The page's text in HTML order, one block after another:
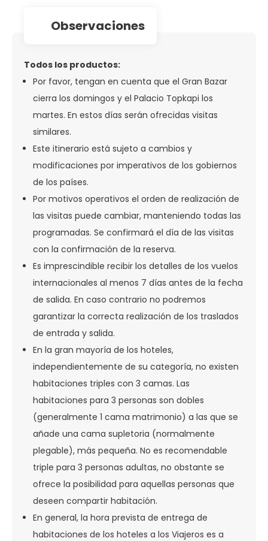
observaciones
Todos los productos:
Por favor, tengan en cuenta que el Gran Bazar
cierra los domingos y el Palacio Topkapi los
martes. En estos días serán ofrecidas visitas
similares.
Este itinerario está sujeto a cambios y
modificaciones por imperativos de los gobiernos
de los países.
Por motivos operativos el orden de realización de
las visitas puede cambiar, manteniendo todas las
programadas. Se confirmará el día de las visitas
con la confirmación de la reserva.
Es imprescindible recibir los detalles de los vuelos
internacionales al menos 7 días antes de la fecha
de salida. En caso contrario no podremos
garantizar la correcta realización de los traslados
de entrada y salida.
En la gran mayoría de los hoteles,
independientemente de su categoría, no existen
habitaciones triples con 3 camas. Las
habitaciones para 3 personas son dobles
(generalmente 1 cama matrimonio) a las que se
añade una cama supletoria (normalmente
plegable), más pequeña. No es recomendable
triple para 3 personas adultas, no obstante se
ofrece la posibilidad para aquellas personas que
deseen compartir habitación.
En general, la hora prevista de entrega de
habitaciones de los hoteles a los Viajeros es a